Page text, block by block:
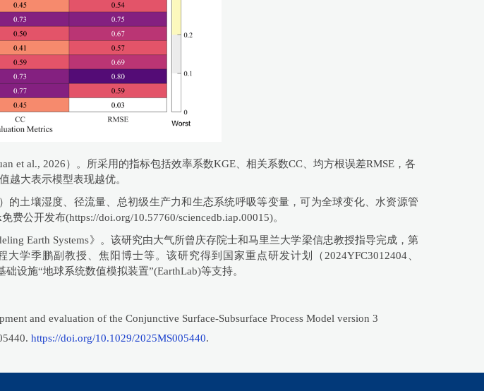
et al., 2026）。所采用的指标包括效率系数KGE、相关系数CC、均方根误差RMSE，各
越大表示模型表现越优。
的土壤湿度、径流量、总初级生产力和生态系统呼吸等变量，可为全球变化、水资源管
公开发布(https://doi.org/10.57760/sciencedb.iap.00015)。
Earth Systems》。该研究由大气所曾庆存院士和马里兰大学梁信忠教授指导完成，第
学季鹏副教授、焦阳博士等。该研究得到国家重点研发计划（2024YFC3012404、
设施“地球系统数值模拟装置”(EarthLab)等支持。
and evaluation of the Conjunctive Surface-Subsurface Process Model version 3
https://doi.org/10.1029/2025MS005440.